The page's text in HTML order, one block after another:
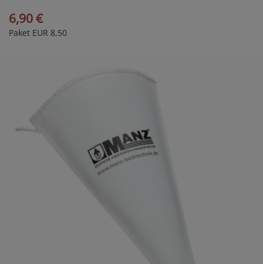
6,90 €
Paket EUR 8,50